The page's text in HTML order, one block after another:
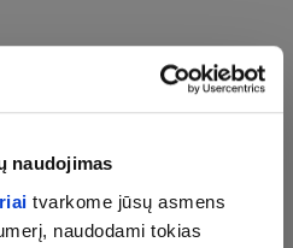
naudojimas
tvarkome jūsų asmens
naudodami tokias